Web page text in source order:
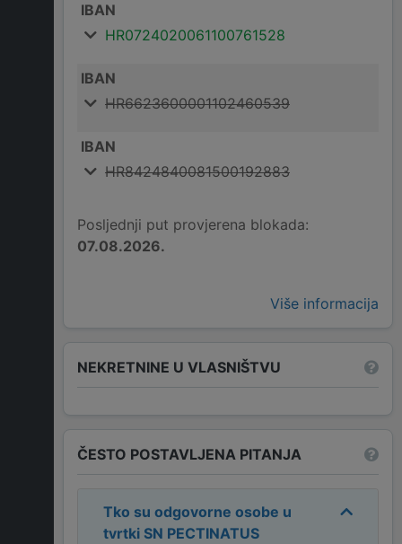
IBAN
HR0724020061100761528
IBAN
HR6623600001102460539
IBAN
HR8424840081500192883
Posljednji put provjerena blokada:
07.08.2026.
Više informacija
NEKRETNINE U VLASNIŠTVU
ČESTO POSTAVLJENA PITANJA
Tko su odgovorne osobe u
tvrtki SN PECTINATUS